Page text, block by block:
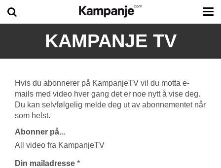
KAMPANJE TV
Hvis du abonnerer på KampanjeTV vil du motta e-
mails med video hver gang det er noe nytt å vise deg.
Du kan selvfølgelig melde deg ut av abonnementet når
som helst.
Abonner på...
All video fra KampanjeTV
Din mailadresse *